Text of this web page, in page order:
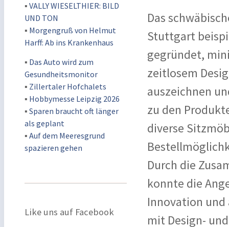
▪ VALLY WIESELTHIER: BILD
UND TON
▪ Morgengruß von Helmut
Harff: Ab ins Krankenhaus
▪ Das Auto wird zum
Gesundheitsmonitor
▪ Zillertaler Hofchalets
▪ Hobbymesse Leipzig 2026
▪ Sparen braucht oft länger
als geplant
▪ Auf dem Meeresgrund
spazieren gehen
Like uns auf Facebook
Das
Stuttgart
gegründet,
zeitlosem
auszeichnen
zu den
diverse
Durch die
konnte die
Innovation und
mit Design-